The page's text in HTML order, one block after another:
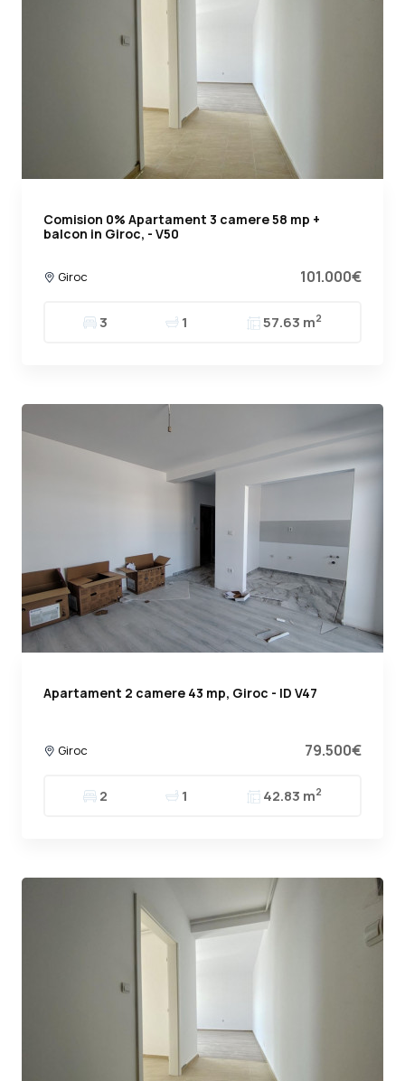
Comision 0% Apartament 3 camere 58 mp +
balcon in Giroc, - V50
Giroc 101.000€
3 1 57.63 m2
Apartament 2 camere 43 mp, Giroc - ID V47
Giroc 79.500€
2 1 42.83 m2